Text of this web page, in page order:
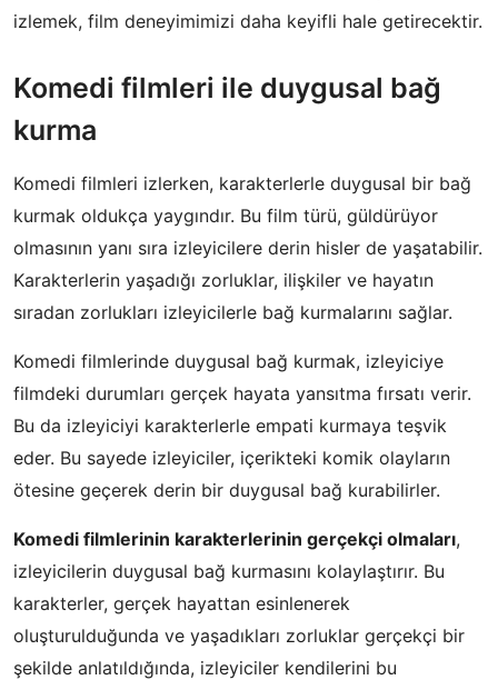
izlemek, film deneyimimizi daha keyifli hale getirecektir.
Komedi filmleri ile duygusal bağ
kurma
Komedi filmleri izlerken, karakterlerle duygusal bir bağ
kurmak oldukça yaygındır. Bu film türü, güldürüyor
olmasının yanı sıra izleyicilere derin hisler de yaşatabilir.
Karakterlerin yaşadığı zorluklar, ilişkiler ve hayatın
sıradan zorlukları izleyicilerle bağ kurmalarını sağlar.
Komedi filmlerinde duygusal bağ kurmak, izleyiciye
filmdeki durumları gerçek hayata yansıtma fırsatı verir.
Bu da izleyiciyi karakterlerle empati kurmaya teşvik
eder. Bu sayede izleyiciler, içerikteki komik olayların
ötesine geçerek derin bir duygusal bağ kurabilirler.
Komedi filmlerinin karakterlerinin gerçekçi olmaları,
izleyicilerin duygusal bağ kurmasını kolaylaştırır. Bu
karakterler, gerçek hayattan esinlenerek
oluşturulduğunda ve yaşadıkları zorluklar gerçekçi bir
şekilde anlatıldığında, izleyiciler kendilerini bu